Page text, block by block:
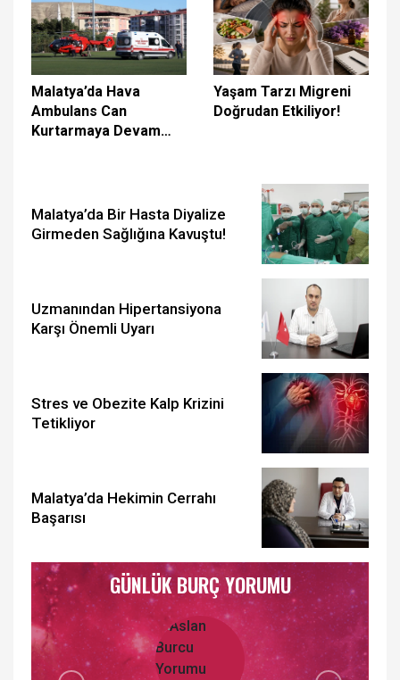
Malatya’da Hava
Ambulans Can
Kurtarmaya Devam
Yaşam Tarzı Migreni
Doğrudan Etkiliyor!
Malatya’da Bir Hasta Diyalize
Girmeden Sağlığına Kavuştu!
Uzmanından Hipertansiyona
Karşı Önemli Uyarı
Stres ve Obezite Kalp Krizini
Tetikliyor
Malatya’da Hekimin Cerrahı
Başarısı
GÜNLÜK BURÇ YORUMU